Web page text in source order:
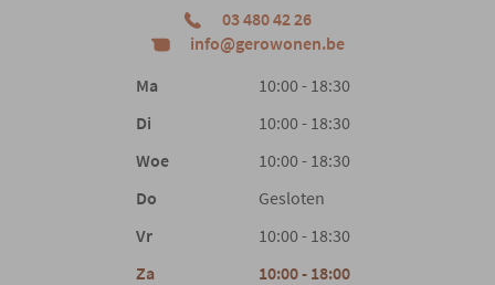
Hoofdmateriaal Stof
Pocketveren en schuim
03 480 42 26
info@gerowonen.be
Ma
10:00 - 18:30
Di
10:00 - 18:30
Woe
10:00 - 18:30
Do
Gesloten
Vr
10:00 - 18:30
Za
10:00 - 18:00